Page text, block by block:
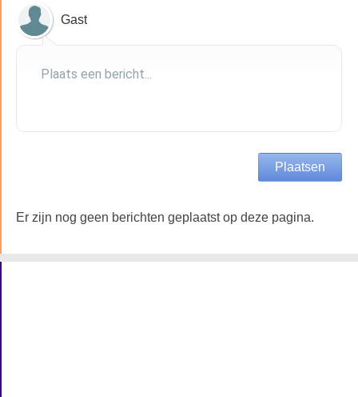
Gast
Er zijn nog geen berichten geplaatst op deze pagina.